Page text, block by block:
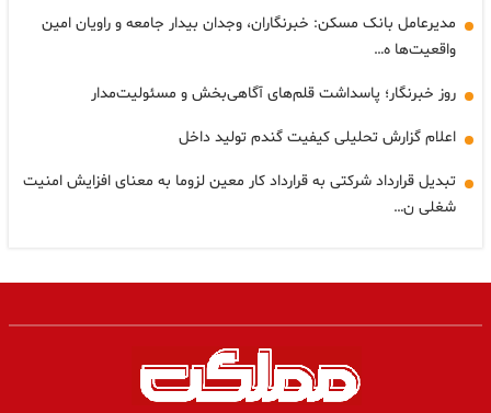
مدیرعامل بانک مسکن: خبرنگاران، وجدان بیدار جامعه و راویان امین
واقعیت‌ها ه…
روز خبرنگار؛ پاسداشت قلم‌های آگاهی‌بخش و مسئولیت‌مدار
اعلام گزارش تحلیلی کیفیت گندم تولید داخل
تبدیل قرارداد شرکتی به قرارداد کار معین لزوما به معنای افزایش امنیت
شغلی ن…